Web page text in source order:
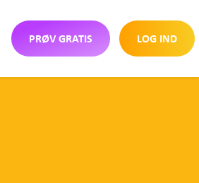
PRØV GRATIS LOG IND